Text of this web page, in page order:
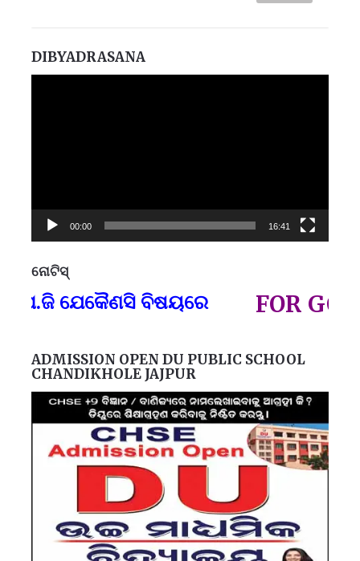
DIBYADRASANA
00:00 16:41
ନୋଟିସ୍
ଯେକୈଣସି ବିଷୟରେ FOR GOVT
ADMISSION OPEN DU PUBLIC SCHOOL
CHANDIKHOLE JAJPUR